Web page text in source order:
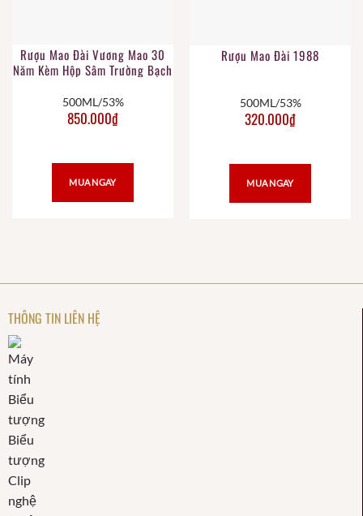
Rượu Mao Đài Vương Mao 30
Năm Kèm Hộp Sâm Trường Bạch
500ML/53%
850.000₫
MUA NGAY
Rượu Mao Đài 1988
500ML/53%
320.000₫
MUA NGAY
THÔNG TIN LIÊN HỆ